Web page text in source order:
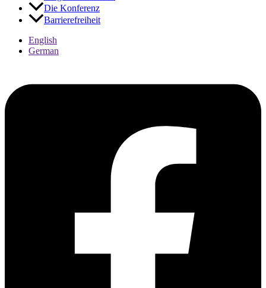
Kontraste
Die Konferenz
Barrierefreiheit
English
German